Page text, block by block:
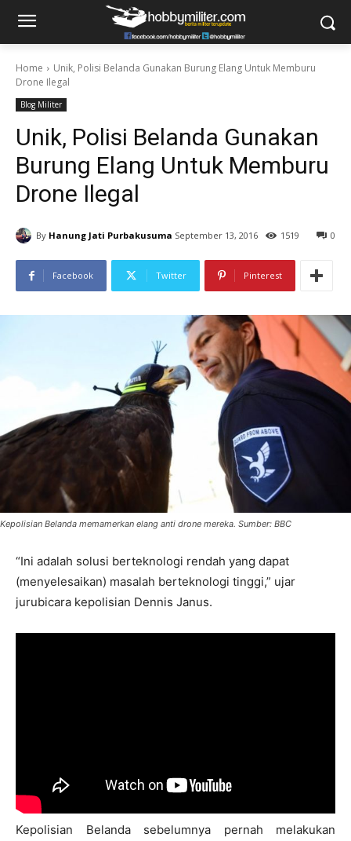
Home
Unik, Polisi Belanda Gunakan Burung Elang Untuk Memburu
Drone Ilegal
Blog Militer
Unik, Polisi Belanda Gunakan
Burung Elang Untuk Memburu
Drone Ilegal
By Hanung Jati Purbakusuma September 13, 2016 0
1519
Facebook Twitter Pinterest
Kepolisian Belanda memamerkan elang anti drone mereka. Sumber: BBC
“Ini adalah solusi berteknologi rendah yang dapat
(menyelesaikan) masalah berteknologi tinggi,” ujar
jurubicara kepolisian Dennis Janus.
Kepolisian Belanda sebelumnya pernah melakukan